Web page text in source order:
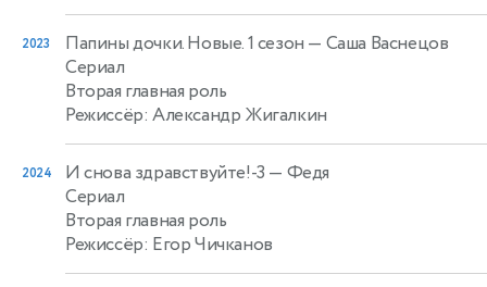
2023 Папины дочки. Новые. 1 сезон — Саша Васнецов
Сериал
Вторая главная роль
Режиссёр: Александр Жигалкин
2024 И снова здравствуйте!-3 — Федя
Сериал
Вторая главная роль
Режиссёр: Егор Чичканов